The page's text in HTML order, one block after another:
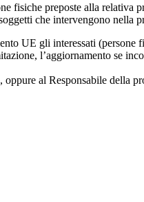
fisiche preposte alla relativa
che intervengono nella
UE gli interessati
l’aggiornamento se
al Responsabile della